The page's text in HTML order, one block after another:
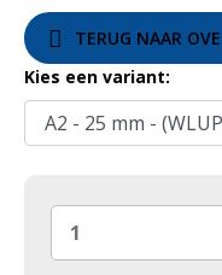
TERUG NAAR
Kies een variant: